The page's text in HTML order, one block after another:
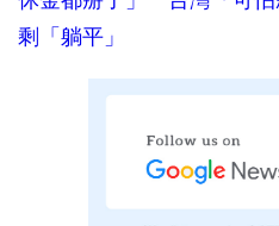
剩「躺平」